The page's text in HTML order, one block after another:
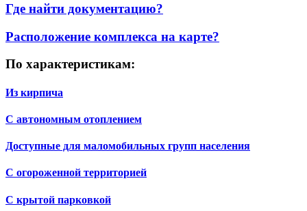
Где найти документацию?
Расположение комплекса на карте?
По характеристикам:
Из кирпича
С автономным отоплением
Доступные для маломобильных групп населения
С огороженной территорией
С крытой парковкой